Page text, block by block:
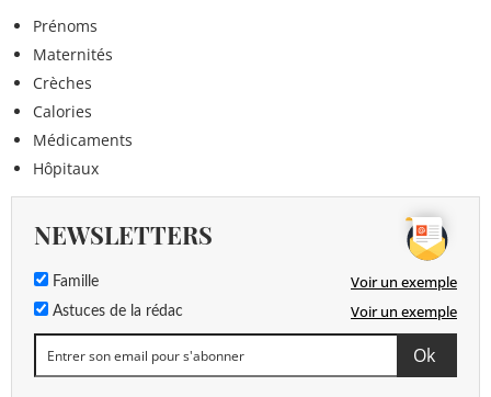
Prénoms
Maternités
Crèches
Calories
Médicaments
Hôpitaux
NEWSLETTERS
Famille Voir un exemple
Astuces de la rédac Voir un exemple